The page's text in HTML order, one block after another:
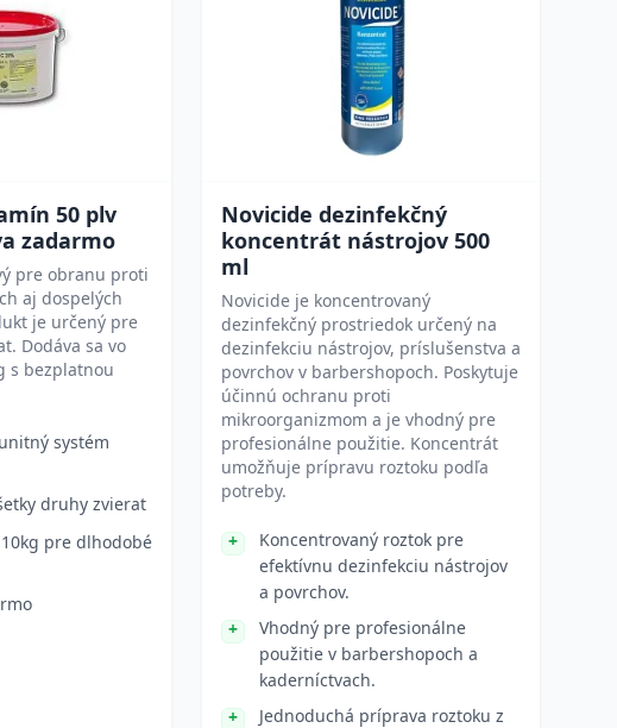
50 plv
zadarmo
pre obranu proti
aj dospelých
je určený pre
Dodáva sa vo
s bezplatnou
systém
druhy zvierat
pre dlhodobé
Novicide dezinfekčný
koncentrát nástrojov 500
ml
Novicide je koncentrovaný
dezinfekčný prostriedok určený na
dezinfekciu nástrojov, príslušenstva a
povrchov v barbershopoch. Poskytuje
účinnú ochranu proti
mikroorganizmom a je vhodný pre
profesionálne použitie. Koncentrát
umožňuje prípravu roztoku podľa
potreby.
Koncentrovaný roztok pre
efektívnu dezinfekciu nástrojov
a povrchov.
Vhodný pre profesionálne
použitie v barbershopoch a
kaderníctvach.
Jednoduchá príprava roztoku z